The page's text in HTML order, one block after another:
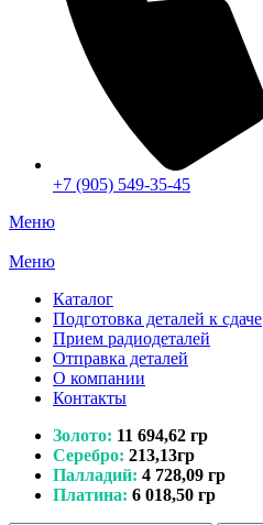
+7 (905) 549-35-45
Меню
Меню
Каталог
Подготовка деталей к сдаче
Прием радиодеталей
Отправка деталей
О компании
Контакты
Золото: 11 694,62 гр
Серебро: 213,13гр
Палладий: 4 728,09 гр
Платина: 6 018,50 гр